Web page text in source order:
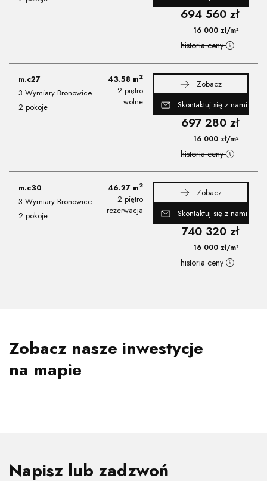
694 560 zł
16 000 zł/m²
historia ceny
m.c27
3 Wymiary Bronowice
2 pokoje
43.58 m2
2 piętro
wolne
Zobacz
Skontaktuj się z nami
697 280 zł
16 000 zł/m²
historia ceny
m.c30
3 Wymiary Bronowice
2 pokoje
46.27 m2
2 piętro
rezerwacja
Zobacz
Skontaktuj się z nami
740 320 zł
16 000 zł/m²
historia ceny
Zobacz nasze inwestycje
na mapie
Napisz lub zadzwoń